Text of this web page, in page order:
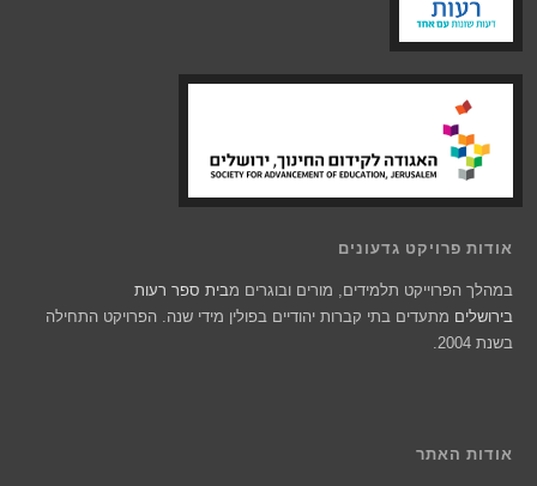
אודות פרויקט גדעונים
במהלך הפרוייקט תלמידים, מורים ובוגרים מבית ספר רעות
בירושלים מתעדים בתי קברות יהודיים בפולין מידי שנה. הפרויקט התחילה
בשנת 2004.
אודות האתר